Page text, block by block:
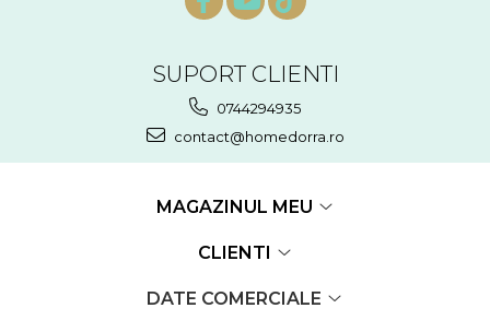
SUPORT CLIENTI
0744294935
contact@homedorra.ro
MAGAZINUL MEU
CLIENTI
DATE COMERCIALE